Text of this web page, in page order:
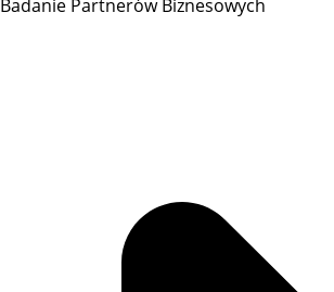
Badanie Partnerów Biznesowych